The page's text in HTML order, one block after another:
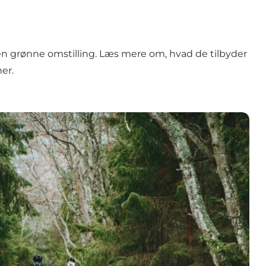
grønne omstilling. Læs mere om, hvad de tilbyder